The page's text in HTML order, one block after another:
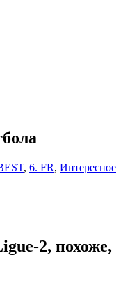
, 6. FR, Интересное
2, похоже,